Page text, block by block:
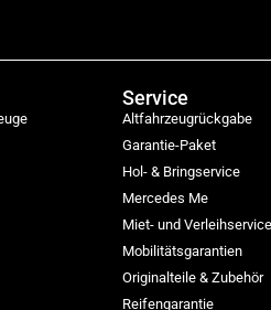
Service
Altfahrzeugrückgabe
Garantie-Paket
Hol- & Bringservice
Mercedes Me
Miet- und Verleihservice
Mobilitätsgarantien
Originalteile & Zubehör
Reifengarantie